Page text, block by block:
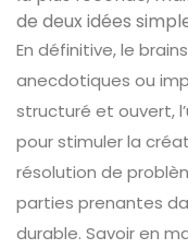
de deux idées
En définitive, le
anecdotiques ou
structuré et ouvert,
pour stimuler la
résolution de
parties prenantes
durable. Savoir en